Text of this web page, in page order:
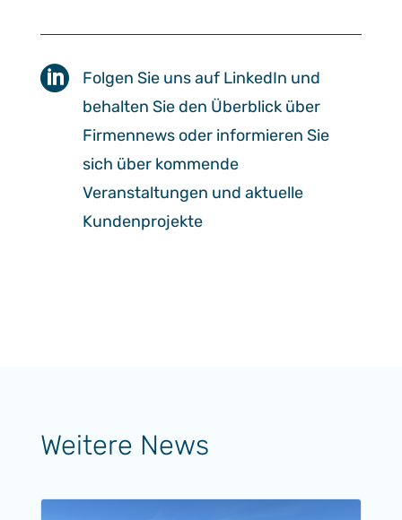

Folgen Sie uns auf LinkedIn und
behalten Sie den Überblick über
Firmennews oder informieren Sie
sich über kommende
Veranstaltungen und aktuelle
Kundenprojekte
Weitere News